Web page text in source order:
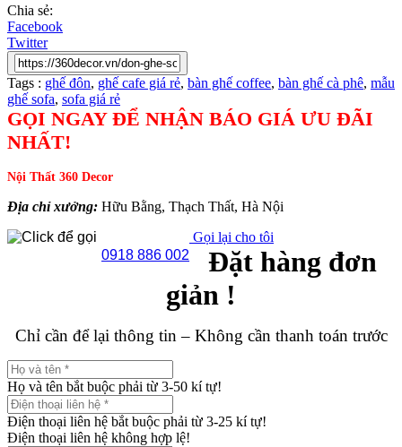
Chia sẻ:
Facebook
Twitter
Tags : ghế đôn, ghế cafe giá rẻ, bàn ghế coffee, bàn ghế cà phê, mẫu
ghế sofa, sofa giá rẻ
GỌI NGAY ĐỂ NHẬN BÁO GIÁ ƯU ĐÃI
NHẤT!
Nội Thất 360 Decor
Địa chỉ xưởng: Hữu Bằng, Thạch Thất, Hà Nội
0918 886 002
Gọi lại cho tôi
Đặt hàng đơn
giản !
Chỉ cần để lại thông tin – Không cần thanh toán trước
Họ và tên bắt buộc phải từ 3-50 kí tự!
Điện thoại liên hệ bắt buộc phải từ 3-25 kí tự!
Điện thoại liên hệ không hợp lệ!